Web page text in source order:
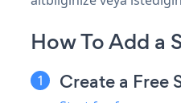
How To Add a
Create a Free